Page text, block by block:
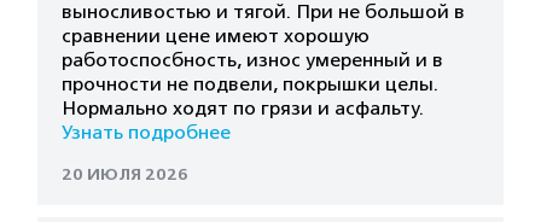
выносливостью и тягой. При не большой в
сравнении цене имеют хорошую
работоспосбность, износ умеренный и в
прочности не подвели, покрышки целы.
Нормально ходят по грязи и асфальту.
Узнать подробнее
20 ИЮЛЯ 2026